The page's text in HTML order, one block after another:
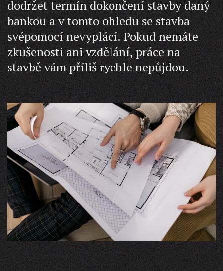
dodržet termín dokončení stavby daný
bankou a v tomto ohledu se stavba
svépomocí nevyplácí. Pokud nemáte
zkušenosti ani vzdělání, práce na
stavbě vám příliš rychle nepůjdou.